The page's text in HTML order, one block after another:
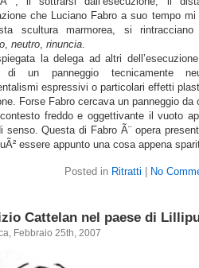
che Luciano Fabro a suo tempo
scultura marmorea, si
, neutro, rinuncia.
la delega ad altri
di un panneggio tecnicamente
espressivi o particolari effetti
Forse Fabro cercava un panneggio da
freddo e oggettivante il vuoto
senso. Questa di Fabro Ã¨ opera
essere appunto una cosa appena
Posted in Ritratti No
Cattelan nel paese di
Febbraio 25th, 2007